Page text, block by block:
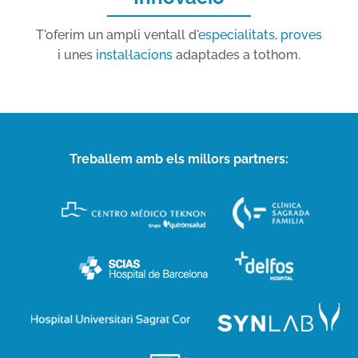
T'oferim un ampli ventall d'especialitats, proves
i unes instal·lacionsadaptades a tothom.
Treballem amb els millors partners: